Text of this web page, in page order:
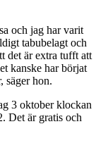
och jag har varit
tabubelagt och
det är extra tufft att
kanske har börjat
säger hon.
3 oktober klockan
Det är gratis och